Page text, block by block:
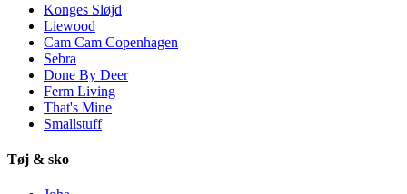
Konges Sløjd
Liewood
Cam Cam Copenhagen
Sebra
Done By Deer
Ferm Living
That's Mine
Smallstuff
Tøj & sko